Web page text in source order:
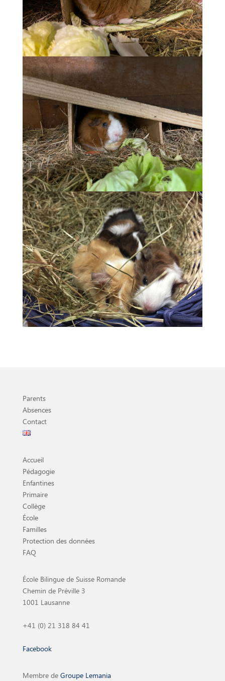
Parents
Absences
Contact
Accueil
Pédagogie
Enfantines
Primaire
Collège
École
Familles
Protection des données
FAQ
École Bilingue de Suisse Romande
Chemin de Préville 3
1001 Lausanne
+41 (0) 21 318 84 41
Facebook
Membre de Groupe Lemania